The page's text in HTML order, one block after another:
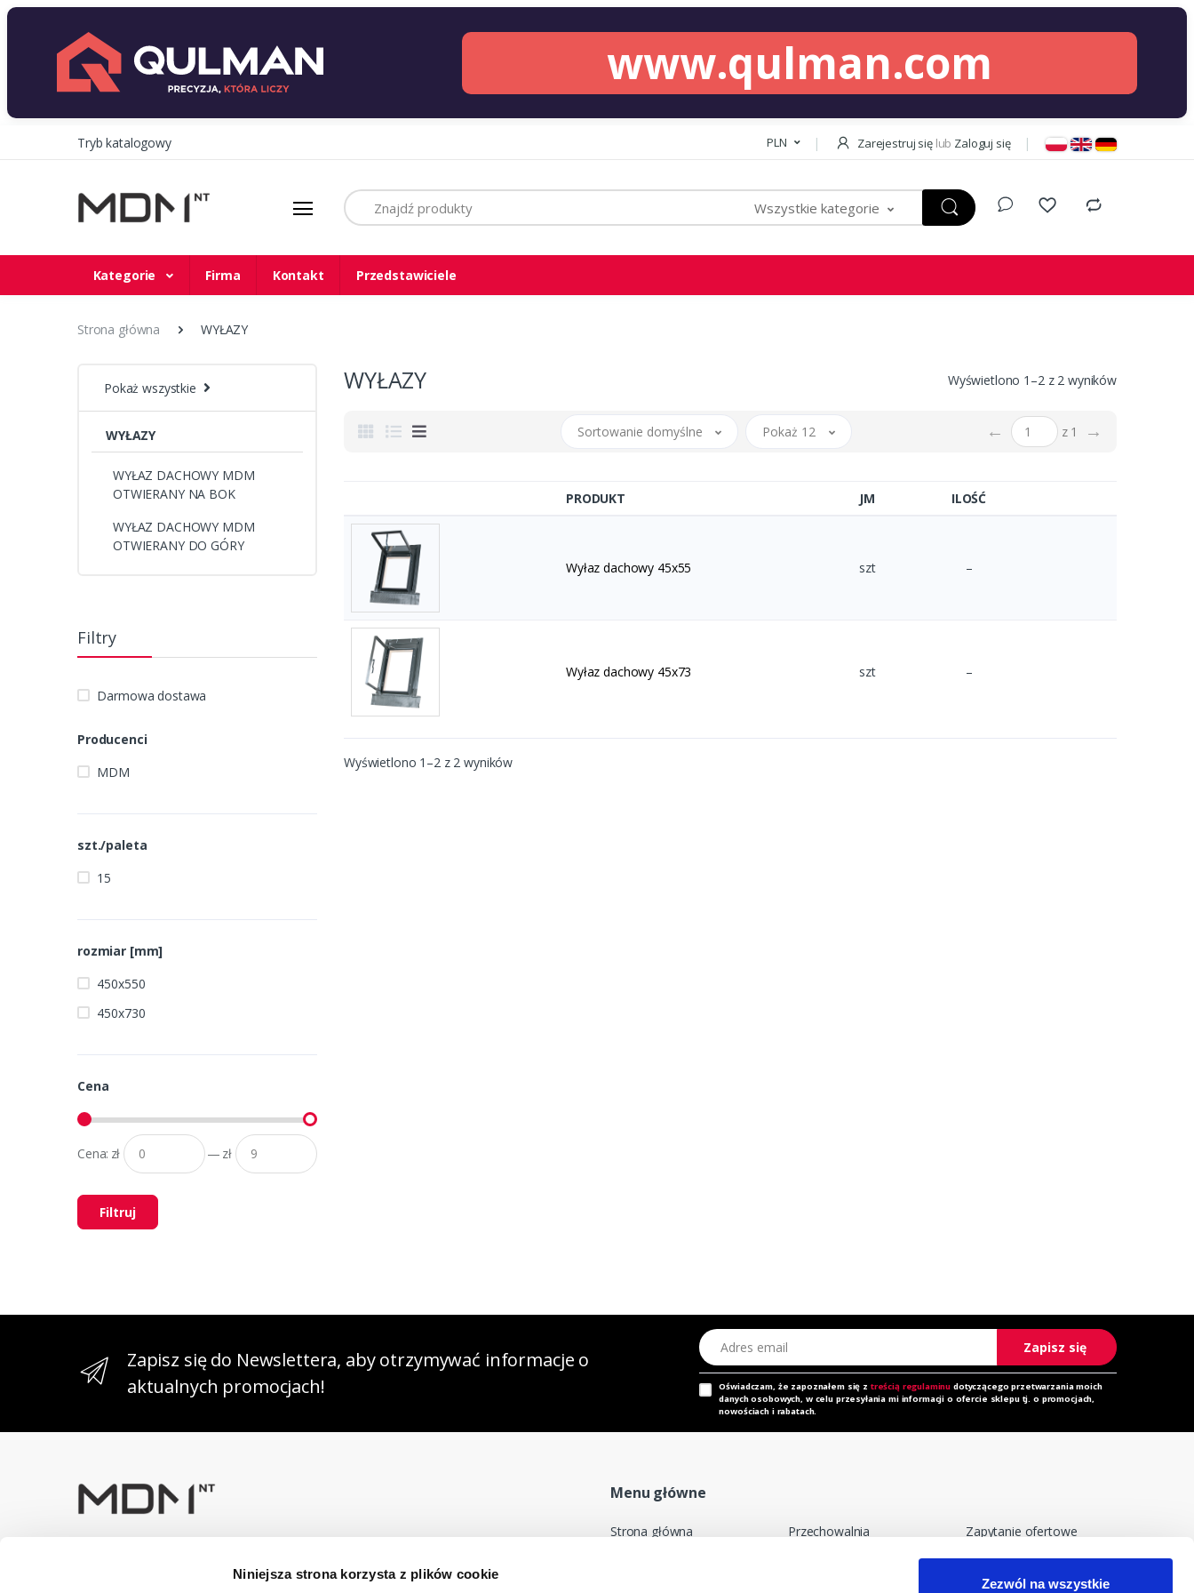
Niniejsza strona korzysta z plików cookie
Zezwól na wszystkie
www.qulman.com
Tryb katalogowy PLN Zarejestruj się lub Zaloguj się
Szukaj
Wszystkie kategorie
Kategorie Firma Kontakt Przedstawiciele
Strona główna WYŁAZY
Pokaż wszystkie
WYŁAZY
WYŁAZ DACHOWY MDM
OTWIERANY NA BOK
WYŁAZ DACHOWY MDM
OTWIERANY DO GÓRY
Filtry
Darmowa dostawa
Producenci
MDM
szt./paleta
15
rozmiar [mm]
450x550
450x730
Cena
Cena: zł — zł
Filtruj
WYŁAZY Wyświetlono 1–2 z 2 wyników
Sortowanie domyślne Pokaż 12 ← z 1 →
PRODUKT JM ILOŚĆ
Wyłaz dachowy 45x55 szt –
Wyłaz dachowy 45x73 szt –
Wyświetlono 1–2 z 2 wyników
Zapisz się do Newslettera, aby otrzymywać informacje o
aktualnych promocjach!
Adres email
Zapisz się
Oświadczam, że zapoznałem się z treścią regulaminu dotyczącego przetwarzania moich
danych osobowych, w celu przesyłania mi informacji o ofercie sklepu tj. o promocjach,
nowościach i rabatach.
dok@mdmnt.com
Menu główne
Strona główna
Przechowalnia
Zapytanie ofertowe
Do pobrania
Polityka prywatności i